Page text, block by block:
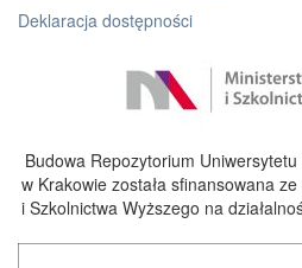
Deklaracja dostępności
Budowa Repozytorium
w Krakowie została sfinansowana
i Szkolnictwa Wyższego na